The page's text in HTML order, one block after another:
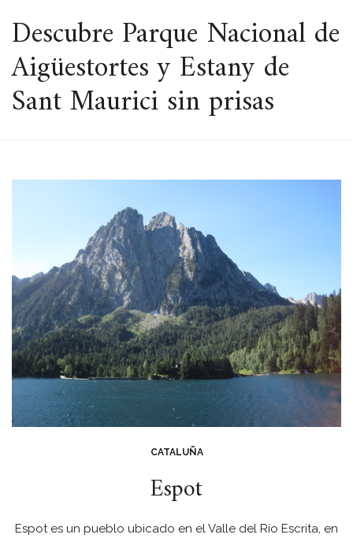
ESPACIO
Descubre Parque Nacional de
Aigüestortes y Estany de
Sant Maurici sin prisas
CATALUÑA
Espot
Espot es un pueblo ubicado en el Valle del Río Escrita, en